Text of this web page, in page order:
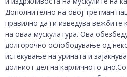
Дополнително на овој третман
правилно да ги изведува вежбите
на оваа мускулатура. Ова
долгорочно ослободување од
истекување на урината и
долниот дел на карличното